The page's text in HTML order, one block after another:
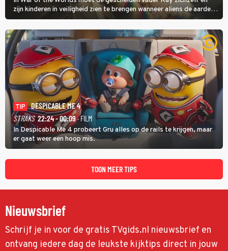
zijn kinderen in veiligheid zien te brengen wanneer aliens de aarde
aanvallen.
TIP
DESPICABLE ME 4
STRAKS 22:24 - 00:09· FILM
In Despicable Me 4 probeert Gru alles op de rails te krijgen, maar
er gaat weer een hoop mis.
TOON MEER TIPS
Nieuwsbrief
Schrijf je in voor de gratis TVgids.nl nieuwsbrief en
ontvang iedere dag de leukste kijktips direct in jouw